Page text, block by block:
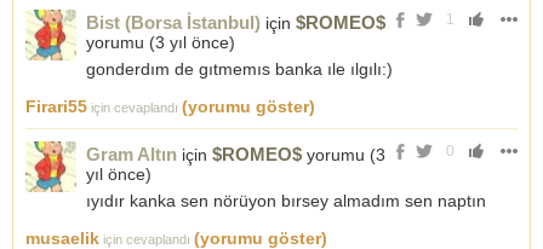
1
Bist (Borsa İstanbul) için $ROMEO$
yorumu (3 yıl önce)
gonderdım de gıtmemıs banka ıle ılgılı:)
Firari55 için cevaplandı (yorumu göster)
0
Gram Altın için $ROMEO$ yorumu (3
yıl önce)
ıyıdır kanka sen nörüyon bırsey almadım sen naptın
musaelik için cevaplandı (yorumu göster)